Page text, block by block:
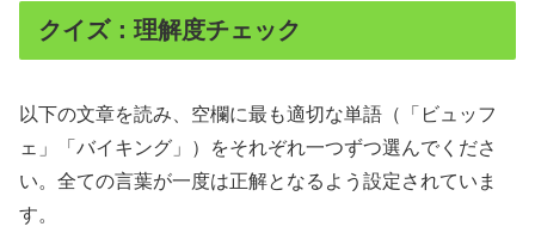
クイズ：理解度チェック
以下の文章を読み、空欄に最も適切な単語（「ビュッフ
ェ」「バイキング」）をそれぞれ一つずつ選んでくださ
い。全ての言葉が一度は正解となるよう設定されていま
す。